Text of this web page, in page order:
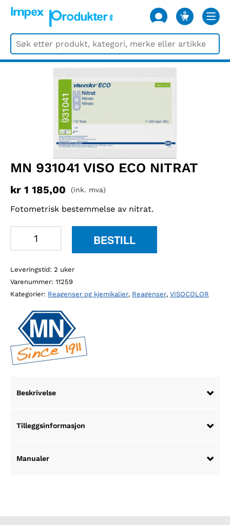
0
VARER
MN 931041 VISO ECO NITRAT
kr 1 185,00 (ink. mva)
Fotometrisk bestemmelse av nitrat.
ECO
nitrat
antall
BESTILL
Leveringstid: 2 uker
Varenummer: 11259
Kategorier: Reagenser og kjemikalier, Reagenser, VISOCOLOR
Beskrivelse
Tilleggsinformasjon
Manualer